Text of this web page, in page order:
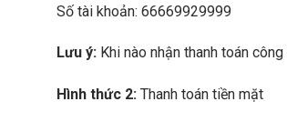
Số tài khoản: 66669929999
Lưu ý: Khi nào nhận thanh toán
Hình thức 2: Thanh toán tiền mặt